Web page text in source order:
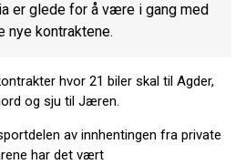
er glede for å være i gang med
nye kontraktene.
hvor 21 biler skal til Agder,
og sju til Jæren.
av innhentingen fra private
har det vært